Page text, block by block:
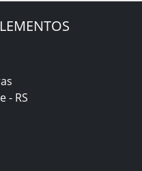
- RS